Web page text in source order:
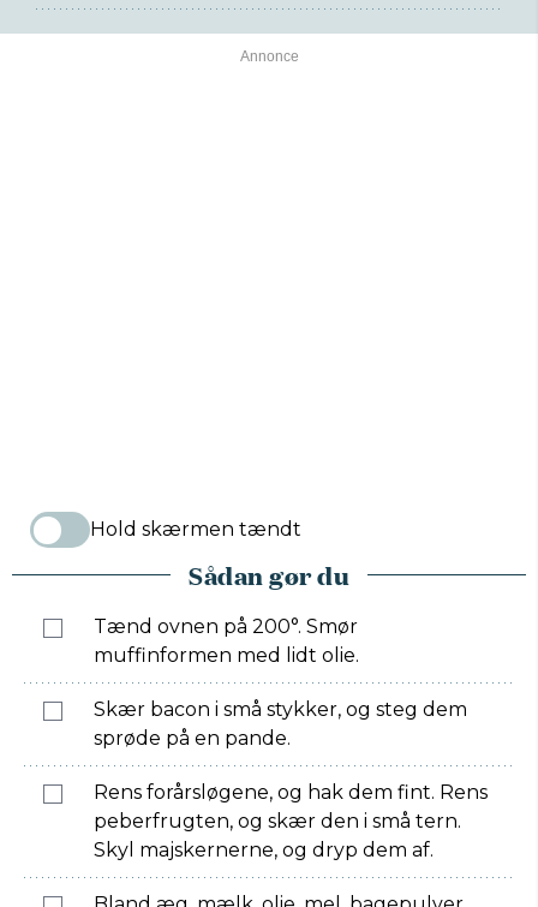
Hold skærmen tændt
Sådan gør du
Tænd ovnen på 200°. Smør
muffinformen med lidt olie.
Skær bacon i små stykker, og steg dem
sprøde på en pande.
Rens forårsløgene, og hak dem fint. Rens
peberfrugten, og skær den i små tern.
Skyl majskernerne, og dryp dem af.